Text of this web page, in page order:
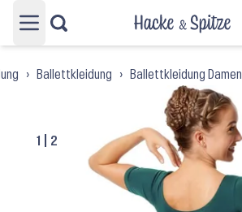
Hauptmenü öffnen
› Ballettkleidung › Ballettkleidung Damen
1 2